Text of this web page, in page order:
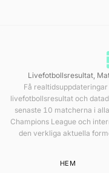
Livefotbollsresultat,
Få
livefotbollsresultat och
senaste 10 matcherna i
Champions League och
den verkliga aktuella
HEM